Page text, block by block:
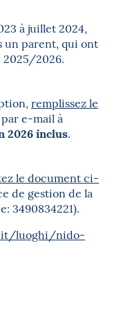
à juillet 2024,
un parent, qui ont
2025/2026.
remplissez le
e-mail à
2026 inclus.
le document ci-
de gestion de la
3490834221).
luoghi/nido-